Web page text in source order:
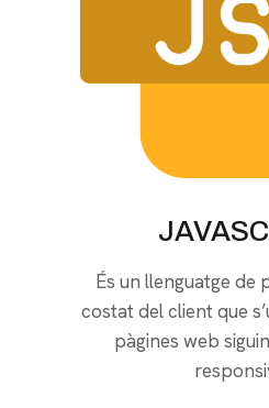
És un llenguatge de
costat del client que
pàgines web